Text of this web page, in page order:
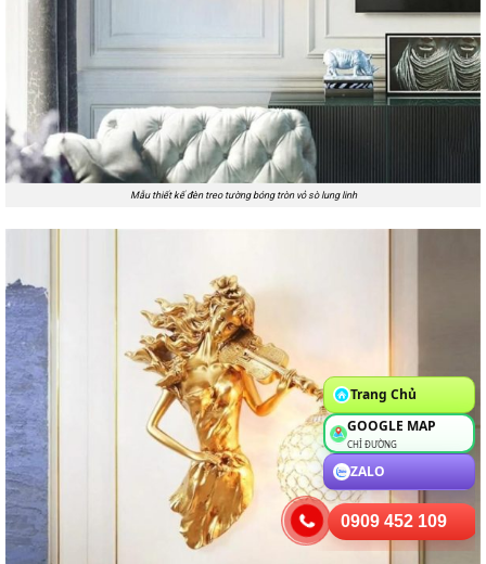
Mẫu thiết kế đèn treo tường bóng tròn vỏ sò lung linh
Trang Chủ
GOOGLE MAP
CHỈ ĐƯỜNG
ZALO
0909 452 109